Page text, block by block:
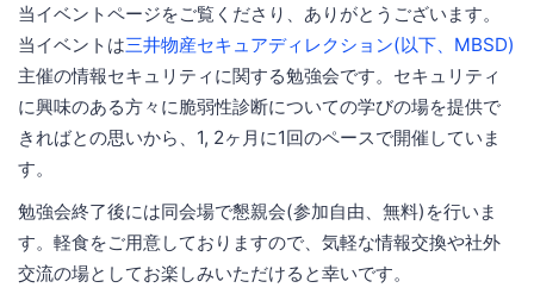
当イベントページをご覧くださり、ありがとうございます。
当イベントは三井物産セキュアディレクション(以下、MBSD)
主催の情報セキュリティに関する勉強会です。セキュリティ
に興味のある方々に脆弱性診断についての学びの場を提供で
きればとの思いから、1, 2ヶ月に1回のペースで開催していま
す。
勉強会終了後には同会場で懇親会(参加自由、無料)を行いま
す。軽食をご用意しておりますので、気軽な情報交換や社外
交流の場としてお楽しみいただけると幸いです。